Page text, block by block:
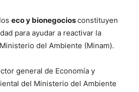
eco y bionegociosconstituyen
para ayudar a reactivar la
del Ambiente (Minam).
general de Economía y
del Ministerio del Ambiente